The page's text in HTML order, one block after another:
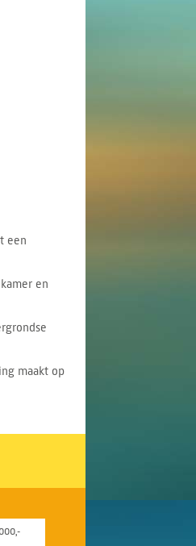
een
en
maakt op